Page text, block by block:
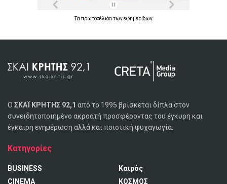
Τα πρωτοσέλιδα τωνεφημερίδων
Ο ΣΚΑΪ ΚΡΗΤΗΣ 92,1 από το 1995 βρίσκεται δίπλα στον
συνειδητοποιημένο ακροατή προσφέροντας του έγκυρη και
έγκαιρη ενημέρωση αλλά και ποιοτική ψυχαγωγία.
Κατηγορίες
BUSINESS
CINEMA
Καιρός
ΚΟΣΜΟΣ